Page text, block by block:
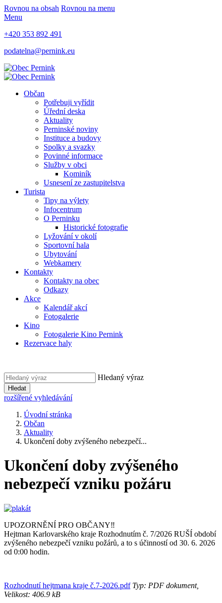
Rovnou na obsah Rovnou na menu
Menu
+420 353 892 491
podatelna@pernink.eu
Občan
Potřebuji vyřídit
Úřední deska
Aktuality
Perninské noviny
Instituce a budovy
Spolky a svazky
Povinné informace
Služby v obci
Kominík
Usnesení ze zastupitelstva
Turista
Tipy na výlety
Infocentrum
O Perninku
Historické fotografie
Lyžování v okolí
Sportovní hala
Ubytování
Webkamery
Kontakty
Kontakty na obec
Odkazy
Akce
Kalendář akcí
Fotogalerie
Kino
Fotogalerie Kino Pernink
Rezervace haly
Hledaný výraz
Hledat
rozšířené vyhledávání
Úvodní stránka
Občan
Aktuality
Ukončení doby zvýšeného nebezpečí...
Ukončení doby zvýšeného
nebezpečí vzniku požáru
UPOZORNĚNÍ PRO OBČANY‼️
Hejtman Karlovarského kraje Rozhodnutím č. 7/2026 RUŠÍ období
zvýšeného nebezpečí vzniku požárů, a to s účinností od 30. 6. 2026
od 0:00 hodin.
Rozhodnutí hejtmana kraje č.7-2026.pdfTyp: PDF dokument,
Velikost: 406.9 kB